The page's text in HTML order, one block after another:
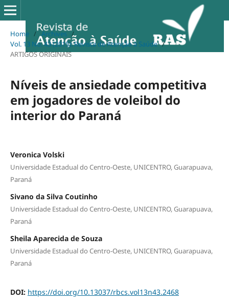
Home / Archives /
Vol. 13 No. 43 (2015): Revista de Atenção à Saúde /
ARTIGOS ORIGINAIS
Níveis de ansiedade competitiva
em jogadores de voleibol do
interior do Paraná
Veronica Volski
Universidade Estadual do Centro-Oeste, UNICENTRO, Guarapuava,
Paraná
Sivano da Silva Coutinho
Universidade Estadual do Centro-Oeste, UNICENTRO, Guarapuava,
Paraná
Sheila Aparecida de Souza
Universidade Estadual do Centro-Oeste, UNICENTRO, Guarapuava,
Paraná
DOI: https://doi.org/10.13037/rbcs.vol13n43.2468